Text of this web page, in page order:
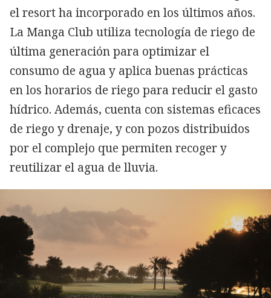
el resort ha incorporado en los últimos años.
La Manga Club utiliza tecnología de riego de
última generación para optimizar el
consumo de agua y aplica buenas prácticas
en los horarios de riego para reducir el gasto
hídrico. Además, cuenta con sistemas eficaces
de riego y drenaje, y con pozos distribuidos
por el complejo que permiten recoger y
reutilizar el agua de lluvia.